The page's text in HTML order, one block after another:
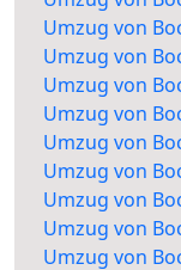
Umzug von
Umzug von
Umzug von
Umzug von
Umzug von
Umzug von
Umzug von
Umzug von
Umzug von